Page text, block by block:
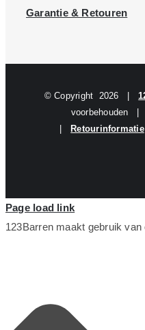
Garantie & Retouren
© Copyright 2026 |
voorbehouden |
Retourinformatie
Page load link
123Barren maakt gebruik van